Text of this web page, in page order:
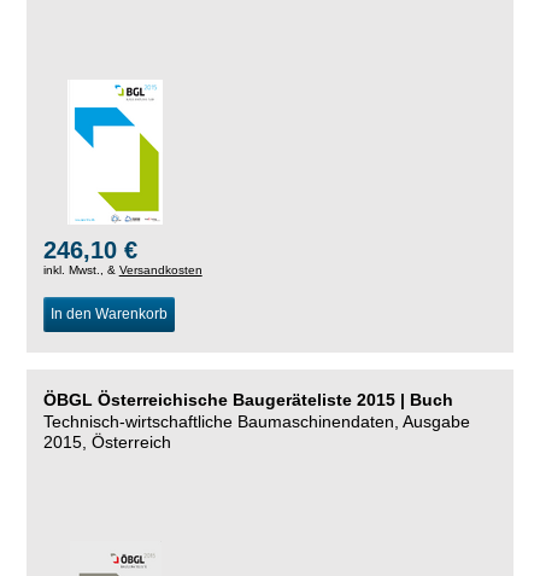
246,10 €
inkl. Mwst., & Versandkosten
In den Warenkorb
ÖBGL Österreichische Baugeräteliste 2015 | Buch
Technisch-wirtschaftliche Baumaschinendaten, Ausgabe
2015, Österreich